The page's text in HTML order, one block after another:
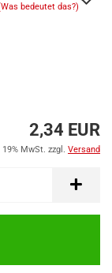
bedeutet das?)
2,34 EUR
MwSt. zzgl. Versand